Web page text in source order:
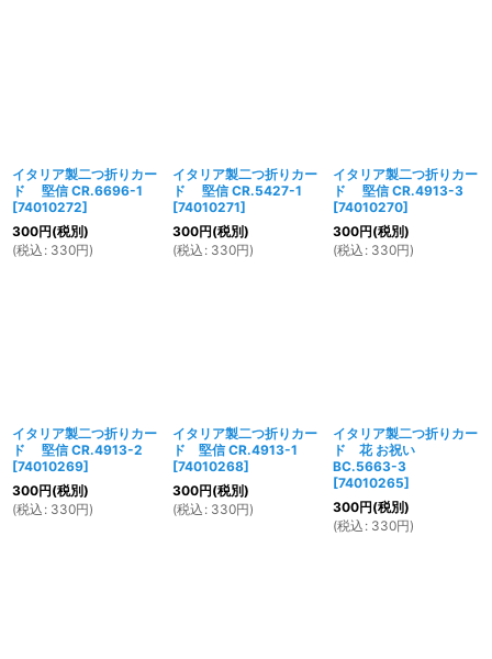
イタリア製二つ折りカー
ド 堅信 CR.6696-1
[74010272]
300円(税別)
(税込 : 330円)
イタリア製二つ折りカー
ド 堅信 CR.5427-1
[74010271]
300円(税別)
(税込 : 330円)
イタリア製二つ折りカー
ド 堅信 CR.4913-3
[74010270]
300円(税別)
(税込 : 330円)
イタリア製二つ折りカー
ド 堅信 CR.4913-2
[74010269]
300円(税別)
(税込 : 330円)
イタリア製二つ折りカー
ド 堅信 CR.4913-1
[74010268]
300円(税別)
(税込 : 330円)
イタリア製二つ折りカー
ド 花 お祝い
BC.5663-3
[74010265]
300円(税別)
(税込 : 330円)